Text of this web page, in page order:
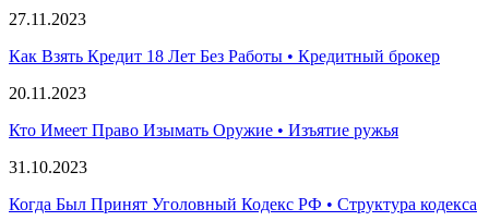
27.11.2023
Как Взять Кредит 18 Лет Без Работы • Кредитный брокер
20.11.2023
Кто Имеет Право Изымать Оружие • Изъятие ружья
31.10.2023
Когда Был Принят Уголовный Кодекс РФ • Структура кодекса